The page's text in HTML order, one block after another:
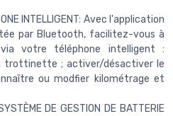
INTELLIGENT: Avec l'application
par Bluetooth, facilitez-vous à
votre téléphone intelligent :
trottinette ; activer/désactiver le
ou modfier kilométrage et
DE GESTION DE BATTERIE